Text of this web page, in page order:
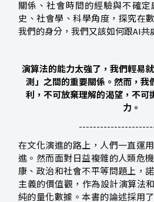
關係、社會時間的經驗與不確
史、社會學、科學角度，探究在
我們的身分，我們又該如何跟AI共
演算法的能力太強了，我們輕易
測」之間的重要關係。然而，我
利，不可放棄理解的渴望， 不可
力。
在文化演進的路上，人們一直運
進。然而面對日益複雜的人類危
康、政治和社會不平等問題上，
主義的價值觀，作為設計演算法
純的量化數據。本書的論述採用